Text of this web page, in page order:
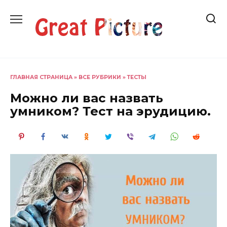
содержанию
ГЛАВНАЯ СТРАНИЦА » ВСЕ РУБРИКИ »ТЕСТЫ
Можно ли вас назвать
умником? Тест на эрудицию.